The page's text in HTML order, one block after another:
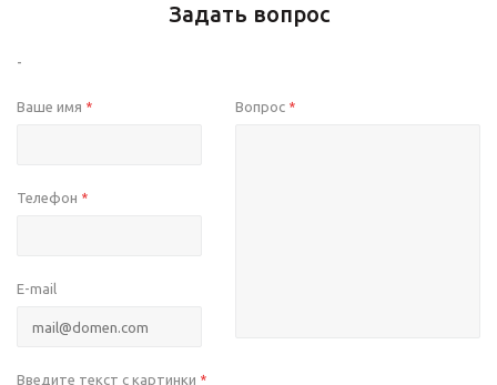
Задать вопрос
-
Ваше имя *
Телефон *
E-mail
Вопрос *
Введите текст с картинки *